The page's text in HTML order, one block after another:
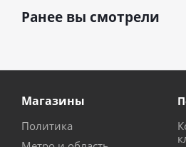
Ранее вы смотрели
Магазины
Политика